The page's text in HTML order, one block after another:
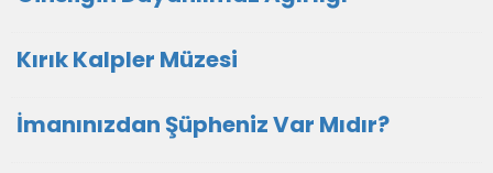
Kırık Kalpler Müzesi
İmanınızdan Şüpheniz Var Mıdır?